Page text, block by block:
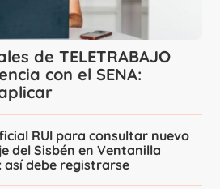
de TELETRABAJO
con el SENA:
RUI para consultar nuevo
del Sisbén en Ventanilla
así debe registrarse